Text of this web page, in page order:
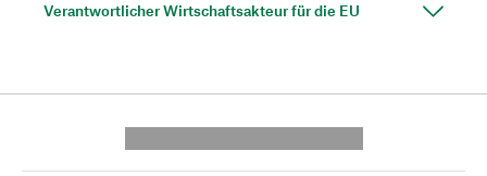
Verantwortlicher Wirtschaftsakteur für die EU